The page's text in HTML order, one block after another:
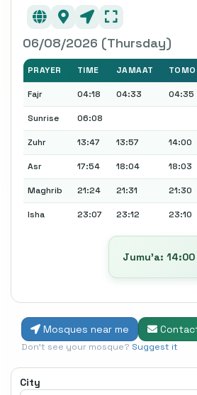
06/08/2026 (Thursday)
PRAYER TIME JAMAAT
Fajr 04:18 04:33 04:35
Sunrise 06:08
Zuhr 13:47 13:57 14:00
Asr 17:54 18:04 18:03
Maghrib 21:24 21:31 21:30
Isha 23:07 23:12 23:10
Jumu’a: 14:00
Mosques near me
Don't see your mosque? Suggest it
City